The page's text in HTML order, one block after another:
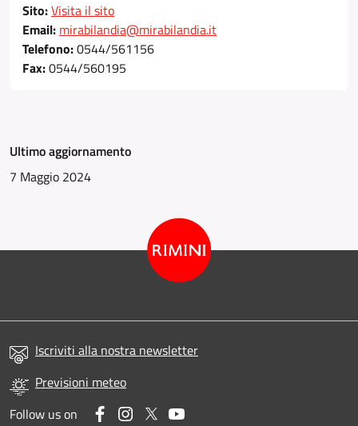
Sito:Visita il sito
Email: mirabilandia@mirabilandia.it
Telefono:0544/561156
Fax:0544/560195
Ultimo aggiornamento
7 Maggio 2024
Iscriviti alla nostra newsletter
Previsioni meteo
Follow us on
FacebookInstagram
Twitter